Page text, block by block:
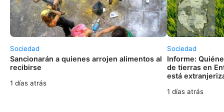
Sociedad
Sancionarán a quienes arrojen alimentos al
recibirse
1 días atrás
Sociedad
Informe:
de tierras en
está
1 días atrás